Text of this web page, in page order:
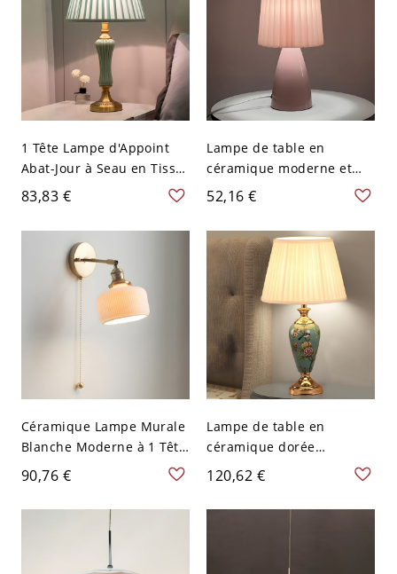
1 Tête Lampe d'Appoint
Abat-Jour à Seau en Tissu
Lampe de Table
Postmoderne en Métal -
110 V-120 V Vert Foncé
83,83 €
Lampe de table en
céramique moderne et
élégante avec abat-jour
en tissu plissé et
interrupteur à bascule
pour usage résidentiel -
110 V-120 V Rose
52,16 €
Céramique Lampe Murale
Blanche Moderne à 1 Tête
Applique en Métal
Interrupteur à Tirette -
110 V-120 V Cylindre
90,76 €
Lampe de table en
céramique dorée
moderne avec design
géométrique et abat-jour
en tissu beige - 110 V-120
120,62 €